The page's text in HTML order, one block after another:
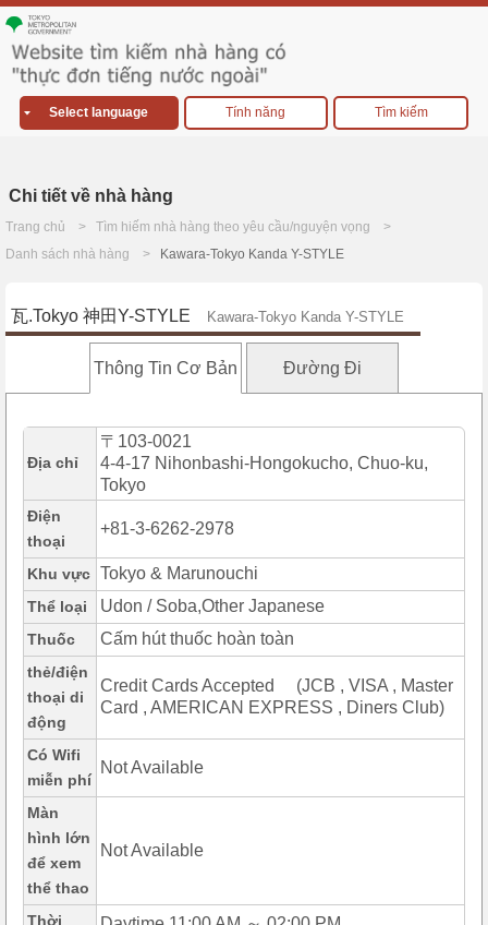
Select language Tính năng Tìm kiếm
Chi tiết về nhà hàng
Trang chủ
Tìm hiếm nhà hàng theo yêu cầu/nguyện vọng
Danh sách nhà hàng
Kawara-Tokyo Kanda Y-STYLE
瓦.Tokyo 神田Y-STYLE Kawara-Tokyo Kanda Y-STYLE
Thông Tin Cơ Bản Đường Đi
Địa chỉ
〒103-0021
4-4-17 Nihonbashi-Hongokucho, Chuo-ku,
Tokyo
Điện
thoại
+81-3-6262-2978
Khu vực Tokyo & Marunouchi
Thể loại Udon / Soba,Other Japanese
Thuốc Cấm hút thuốc hoàn toàn
thẻ/điện
thoại di
động
Credit Cards Accepted (JCB , VISA , Master
Card , AMERICAN EXPRESS , Diners Club)
Có Wifi
miễn phí
Not Available
Màn
hình lớn
để xem
thể thao
Not Available
Thời